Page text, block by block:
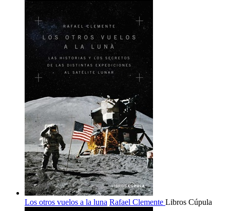
Los otros vuelos a la luna Rafael Clemente Libros Cúpula